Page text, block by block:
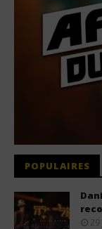
POPULAIRES
29